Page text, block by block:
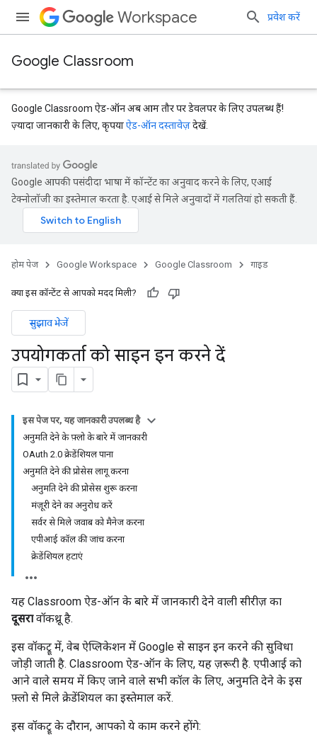
Workspace प्रवेश करें
Google Classroom
Google Classroom ऐड-ऑन अब आम तौर पर डेवलपर के लिए उपलब्ध हैं!
ज़्यादा जानकारी के लिए, कृपयाऐड-ऑन दस्तावेज़देखें.
Google आपकी पसंदीदा भाषा में कॉन्टेंट का अनुवाद करने के लिए, एआई
टेक्नोलॉजी का इस्तेमाल करता है. एआई से मिले अनुवादों में गलतियां हो सकती हैं.
होम पेज Google Workspace Google Classroom गाइड
क्या इस कॉन्टेंट से आपको मदद मिली?
सुझाव भेजें
उपयोगकर्ता को साइन इन करने दें
इस पेज पर, यह जानकारी उपलब्ध है
अनुमति देने के फ़्लो के बारे में जानकारी
OAuth 2.0 क्रेडेंशियल पाना
अनुमति देने की प्रोसेस लागू करना
अनुमति देने की प्रोसेस शुरू करना
मंज़ूरी देने का अनुरोध करें
सर्वर से मिले जवाब को मैनेज करना
एपीआई कॉल की जांच करना
क्रेडेंशियल हटाएं
यह Classroom ऐड-ऑन के बारे में जानकारी देने वाली सीरीज़ का
दूसरावॉकथ्रू है.
इस वॉकट्रू में, वेब ऐप्लिकेशन में Google से साइन इन करने की सुविधा
जोड़ी जाती है. Classroom ऐड-ऑन के लिए, यह ज़रूरी है. एपीआई को
आने वाले समय में किए जाने वाले सभी कॉल के लिए, अनुमति देने के इस
फ़्लो से मिले क्रेडेंशियल का इस्तेमाल करें.
इस वॉकट्रू के दौरान, आपको ये काम करने होंगे: